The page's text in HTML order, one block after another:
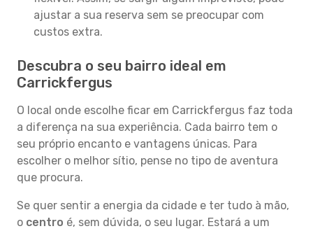
ajustar a sua reserva sem se preocupar com
custos extra.
Descubra o seu bairro ideal em
Carrickfergus
O local onde escolhe ficar em Carrickfergus faz toda
a diferença na sua experiência. Cada bairro tem o
seu próprio encanto e vantagens únicas. Para
escolher o melhor sítio, pense no tipo de aventura
que procura.
Se quer sentir a energia da cidade e ter tudo à mão,
o centro é, sem dúvida, o seu lugar. Estará a um